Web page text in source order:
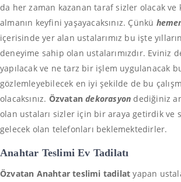
da her zaman kazanan taraf sizler olacak ve
almanın keyfini yaşayacaksınız. Çünkü
içerisinde yer alan ustalarımız bu işte
deneyime sahip olan ustalarımızdır. Eviniz
yapılacak ve ne tarz bir işlem uygulanacak
gözlemleyebilecek en iyi şekilde de bu
olacaksınız. Özvatan dekorasyon dediğiniz
olan ustaları sizler için bir araya getirdik ve
gelecek olan telefonları beklemektedirler.
Anahtar Teslimi Ev Tadilatı
Özvatan Anahtar teslimi tadilat yapan